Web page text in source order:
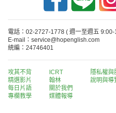
電話：02-2727-1778 ( 週一至週五
E-mail：service@hopenglish.com
統編：24746401
攻其不背
精選影片
每日片語
專欄教學
ICRT
翰林
關於我們
媒體報導
隱私權與
說明與導